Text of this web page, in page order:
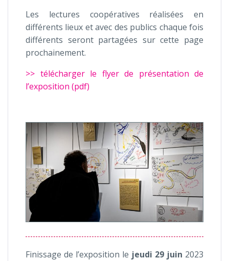
Les lectures coopératives réalisées en
différents lieux et avec des publics chaque fois
différents seront partagées sur cette page
prochainement.
>> télécharger le flyer de présentation de
l’exposition (pdf)
Finissage de l’exposition le jeudi 29 juin 2023